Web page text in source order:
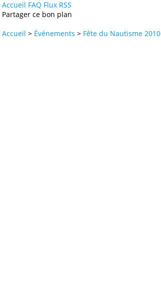
Accueil FAQ Flux RSS
Partager ce bon plan
Accueil > Événements > Fête du Nautisme 2010